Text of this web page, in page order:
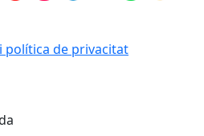
política de privacitat